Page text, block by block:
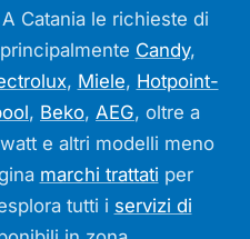
Catania le richieste di
Candy,
, Miele, Hotpoint-
, Beko, AEG, oltre a
e altri modelli meno
marchi trattati per
tutti i servizi di